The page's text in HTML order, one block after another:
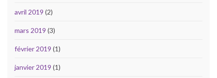
avril 2019 (2)
mars 2019 (3)
février 2019 (1)
janvier 2019 (1)